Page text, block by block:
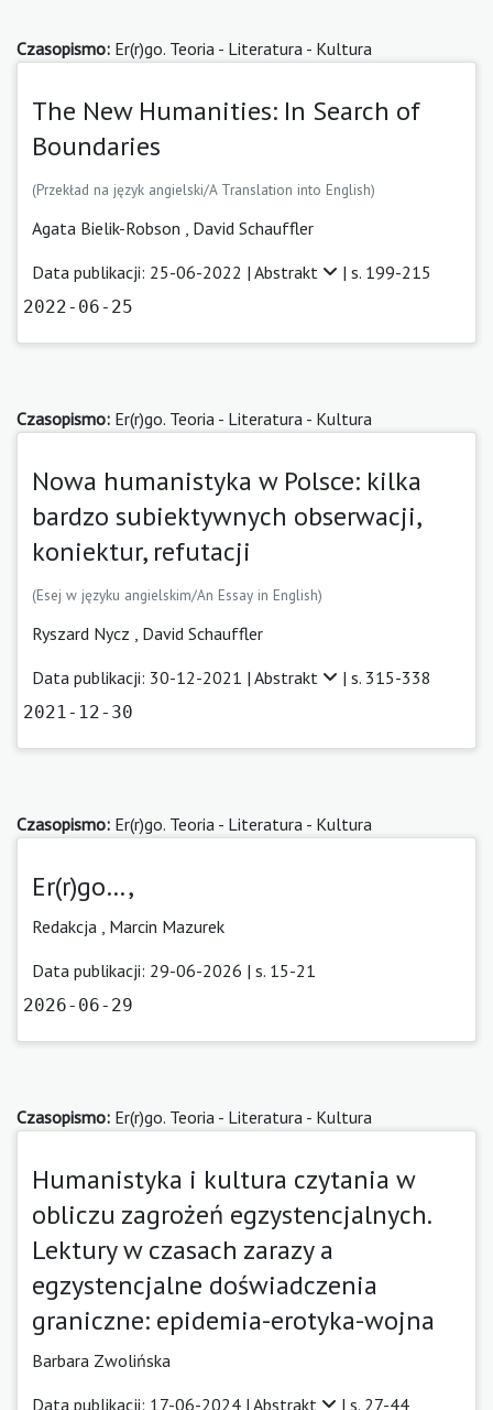
Czasopismo: Er(r)go. Teoria - Literatura - Kultura
The New Humanities: In Search of
Boundaries
(Przekład na język angielski/A Translation into English)
Agata Bielik-Robson
David Schauffler
Data publikacji: 25-06-2022 | Abstrakt | s. 199-215
2022-06-25
Czasopismo: Er(r)go. Teoria - Literatura - Kultura
Nowa humanistyka w Polsce: kilka
bardzo subiektywnych obserwacji,
koniektur, refutacji
(Esej w języku angielskim/An Essay in English)
Ryszard Nycz
David Schauffler
Data publikacji: 30-12-2021 | Abstrakt | s. 315-338
2021-12-30
Czasopismo: Er(r)go. Teoria - Literatura - Kultura
Er(r)go…,
Redakcja , Marcin Mazurek
Data publikacji: 29-06-2026 | s. 15-21
2026-06-29
Czasopismo: Er(r)go. Teoria - Literatura - Kultura
Humanistyka i kultura czytania w
obliczu zagrożeń egzystencjalnych.
Lektury w czasach zarazy a
egzystencjalne doświadczenia
graniczne: epidemia-erotyka-wojna
Barbara Zwolińska
Data publikacji: 17-06-2024 | Abstrakt | s. 27-44